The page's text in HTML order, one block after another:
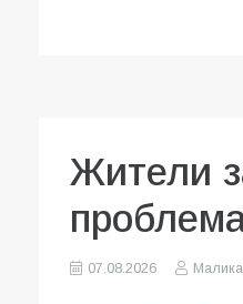
Жители
07.08.2026